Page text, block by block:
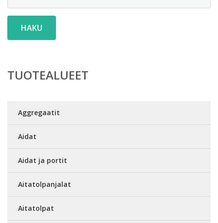
HAKU
TUOTEALUEET
Aggregaatit
Aidat
Aidat ja portit
Aitatolpanjalat
Aitatolpat